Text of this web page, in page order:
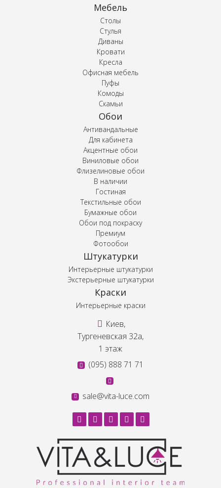
Мебель
Столы
Стулья
Диваны
Кровати
Кресла
Офисная мебель
Пуфы
Комоды
Скамьи
Обои
Антивандальные
Для кабинета
Акцентные обои
Виниловые обои
Флизелиновые обои
В наличии
Гостиная
Текстильные обои
Бумажные обои
Обои под покраску
Премиум
Фотообои
Штукатурки
Интерьерные штукатурки
Экстерьерные штукатурки
Краски
Интерьерные краски
Киев,
Тургеневская 32а,
1 этаж
(095) 888 71 71
sale@vita-luce.com